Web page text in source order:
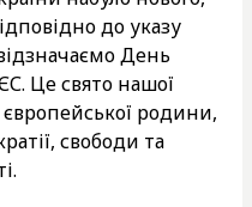
до указу
День
Це свято нашої
родини,
свободи та